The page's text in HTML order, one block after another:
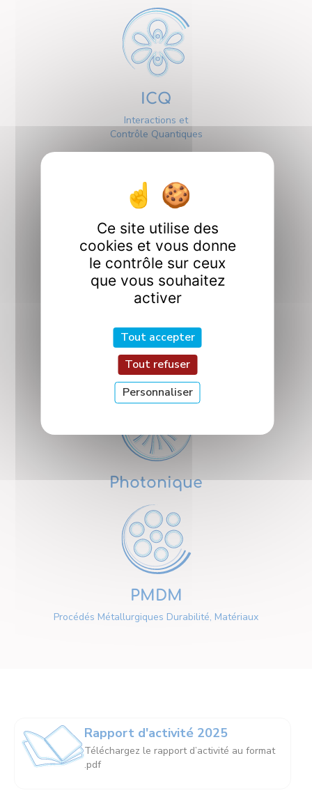
ICQ
Interactions et
Contrôle Quantiques
Interfaces
Nanosciences
Photonique
PMDM
Procédés Métallurgiques Durabilité, Matériaux
Rapport d'activité 2025
Téléchargez le rapport d’activité au format
.pdf
Ce site utilise des
cookies et vous donne
le contrôle sur ceux
que vous souhaitez
activer
Tout accepter
Tout refuser
Personnaliser